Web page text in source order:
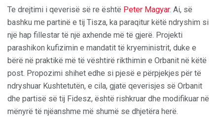
Te drejtimi i qeverisë së re është Peter Magyar. Ai, së
bashku me partinë e tij Tisza, ka paraqitur këtë ndryshim si
një hap fillestar të një axhende më të gjerë. Projekti
parashikon kufizimin e mandatit të kryeministrit, duke e
bërë në praktikë më të vështirë rikthimin e Orbanit në këtë
post. Propozimi shihet edhe si pjesë e përpjekjes për të
ndryshuar Kushtetutën, e cila, gjatë qeverisjes së Orbanit
dhe partisë së tij Fidesz, është rishkruar dhe modifikuar në
mënyrë të njëanshme më shumë se dhjetëra herë.